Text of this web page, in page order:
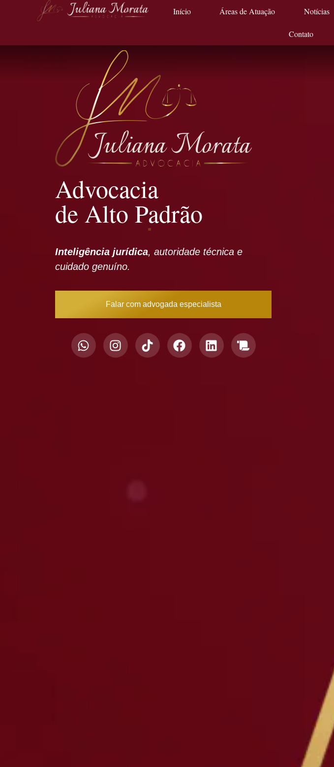
Início Áreas de Atuação Notícias
Contato
Advocacia
de Alto Padrão
Inteligência jurídica, autoridade técnica e
cuidado genuíno.
Falar com advogada especialista